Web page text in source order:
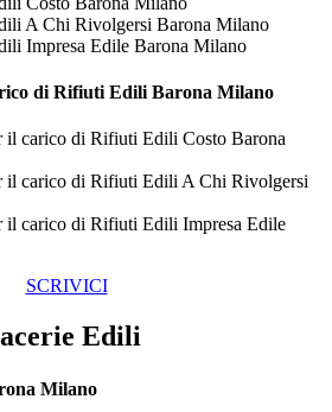
A Chi Rivolgersi Barona Milano
Impresa Edile Barona Milano
di Rifiuti Edili Barona Milano
il carico di Rifiuti Edili Costo Barona
il carico di Rifiuti Edili A Chi Rivolgersi
il carico di Rifiuti Edili Impresa Edile
SCRIVICI
Edili
Milano